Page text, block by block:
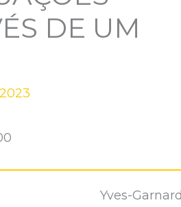
DE UM
Yves-